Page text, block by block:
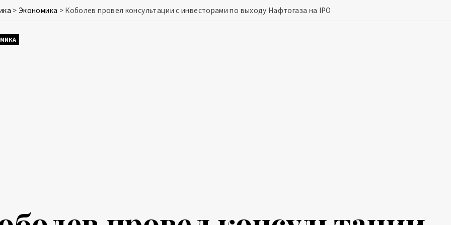
> Экономика > Коболев провел консультации с инвесторами по выходу Нафтогаза на IPO